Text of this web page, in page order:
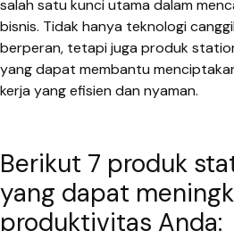
salah satu kunci utama dalam
bisnis. Tidak hanya teknologi
berperan, tetapi juga produk
yang dapat membantu
kerja yang efisien dan nyaman.
Berikut 7 produk
yang dapat
produktivitas Anda: